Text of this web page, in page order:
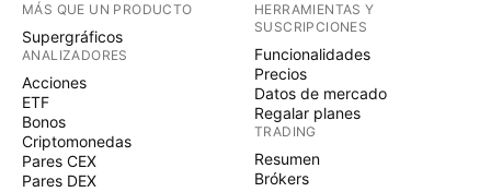
MÁS QUE UN PRODUCTO
Supergráficos
ANALIZADORES
Acciones
ETF
Bonos
Criptomonedas
Pares CEX
Pares DEX
HERRAMIENTAS Y
SUSCRIPCIONES
Funcionalidades
Precios
Datos de mercado
Regalar planes
TRADING
Resumen
Brókers